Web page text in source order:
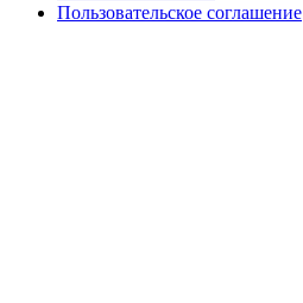
Пользовательское соглашение